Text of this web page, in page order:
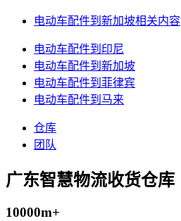
电动车配件到新加坡相关内容
电动车配件到印尼
电动车配件到新加坡
电动车配件到菲律宾
电动车配件到马来
仓库
团队
广东智慧物流收货仓库
10000m+